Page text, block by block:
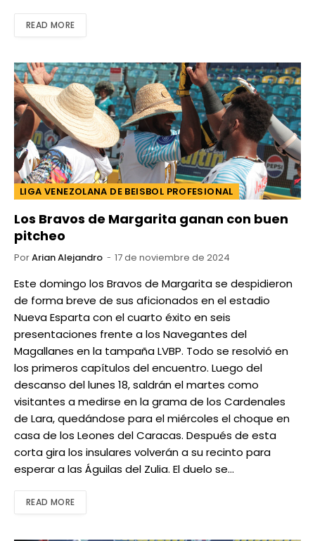
READ MORE
LIGA VENEZOLANA DE BEISBOL PROFESIONAL
Los Bravos de Margarita ganan con buen
pitcheo
PorArian Alejandro 17 de noviembre de 2024
Este domingo los Bravos de Margarita se despidieron
de forma breve de sus aficionados en el estadio
Nueva Esparta con el cuarto éxito en seis
presentaciones frente a los Navegantes del
Magallanes en la tampaña LVBP. Todo se resolvió en
los primeros capítulos del encuentro. Luego del
descanso del lunes 18, saldrán el martes como
visitantes a medirse en la grama de los Cardenales
de Lara, quedándose para el miércoles el choque en
casa de los Leones del Caracas. Después de esta
corta gira los insulares volverán a su recinto para
esperar a las Águilas del Zulia. El duelo se…
READ MORE